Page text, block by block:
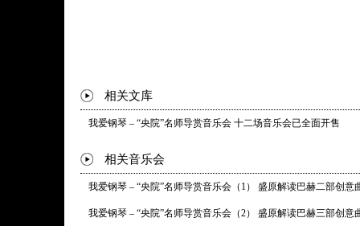
相关文库
我爱钢琴 – “央院”名师导赏音乐会 十二场音乐会已全面开售
相关音乐会
我爱钢琴 – “央院”名师导赏音乐会（1） 盛原解读巴赫二部创意
我爱钢琴 – “央院”名师导赏音乐会（2） 盛原解读巴赫三部创意